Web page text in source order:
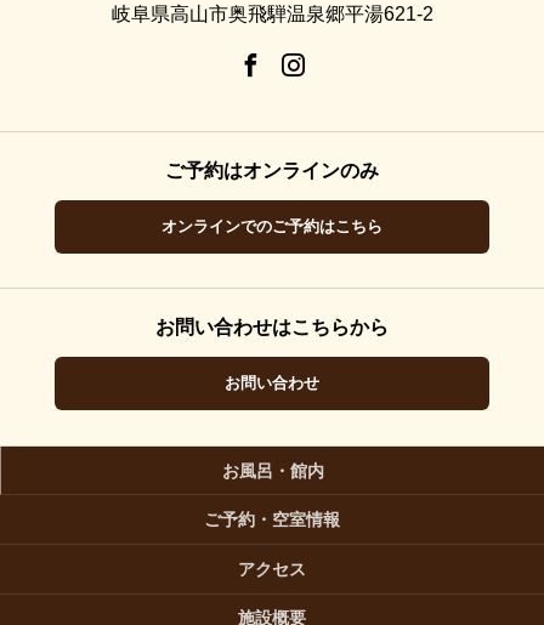
岐阜県高山市奥飛騨温泉郷平湯621-2
ご予約はオンラインのみ
オンラインでのご予約はこちら
お問い合わせはこちらから
お問い合わせ
お風呂・館内
ご予約・空室情報
アクセス
施設概要